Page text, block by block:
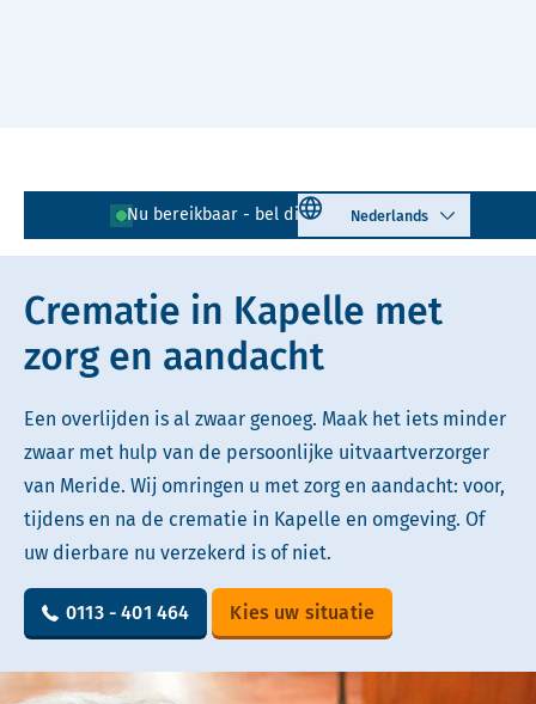
Nu bereikbaar - bel direct! 0113 - 401 464
Select language
Lees voor Uitleg woorden
Simpele tekst
Crematie in Kapelle met
zorg en aandacht
Een overlijden is al zwaar genoeg. Maak het iets minder
zwaar met hulp van de persoonlijke uitvaartverzorger
van Meride. Wij omringen u met zorg en aandacht: voor,
tijdens en na de crematie in Kapelle en omgeving. Of
uw dierbare nu verzekerd is of niet.
0113 - 401 464 Kies uw situatie